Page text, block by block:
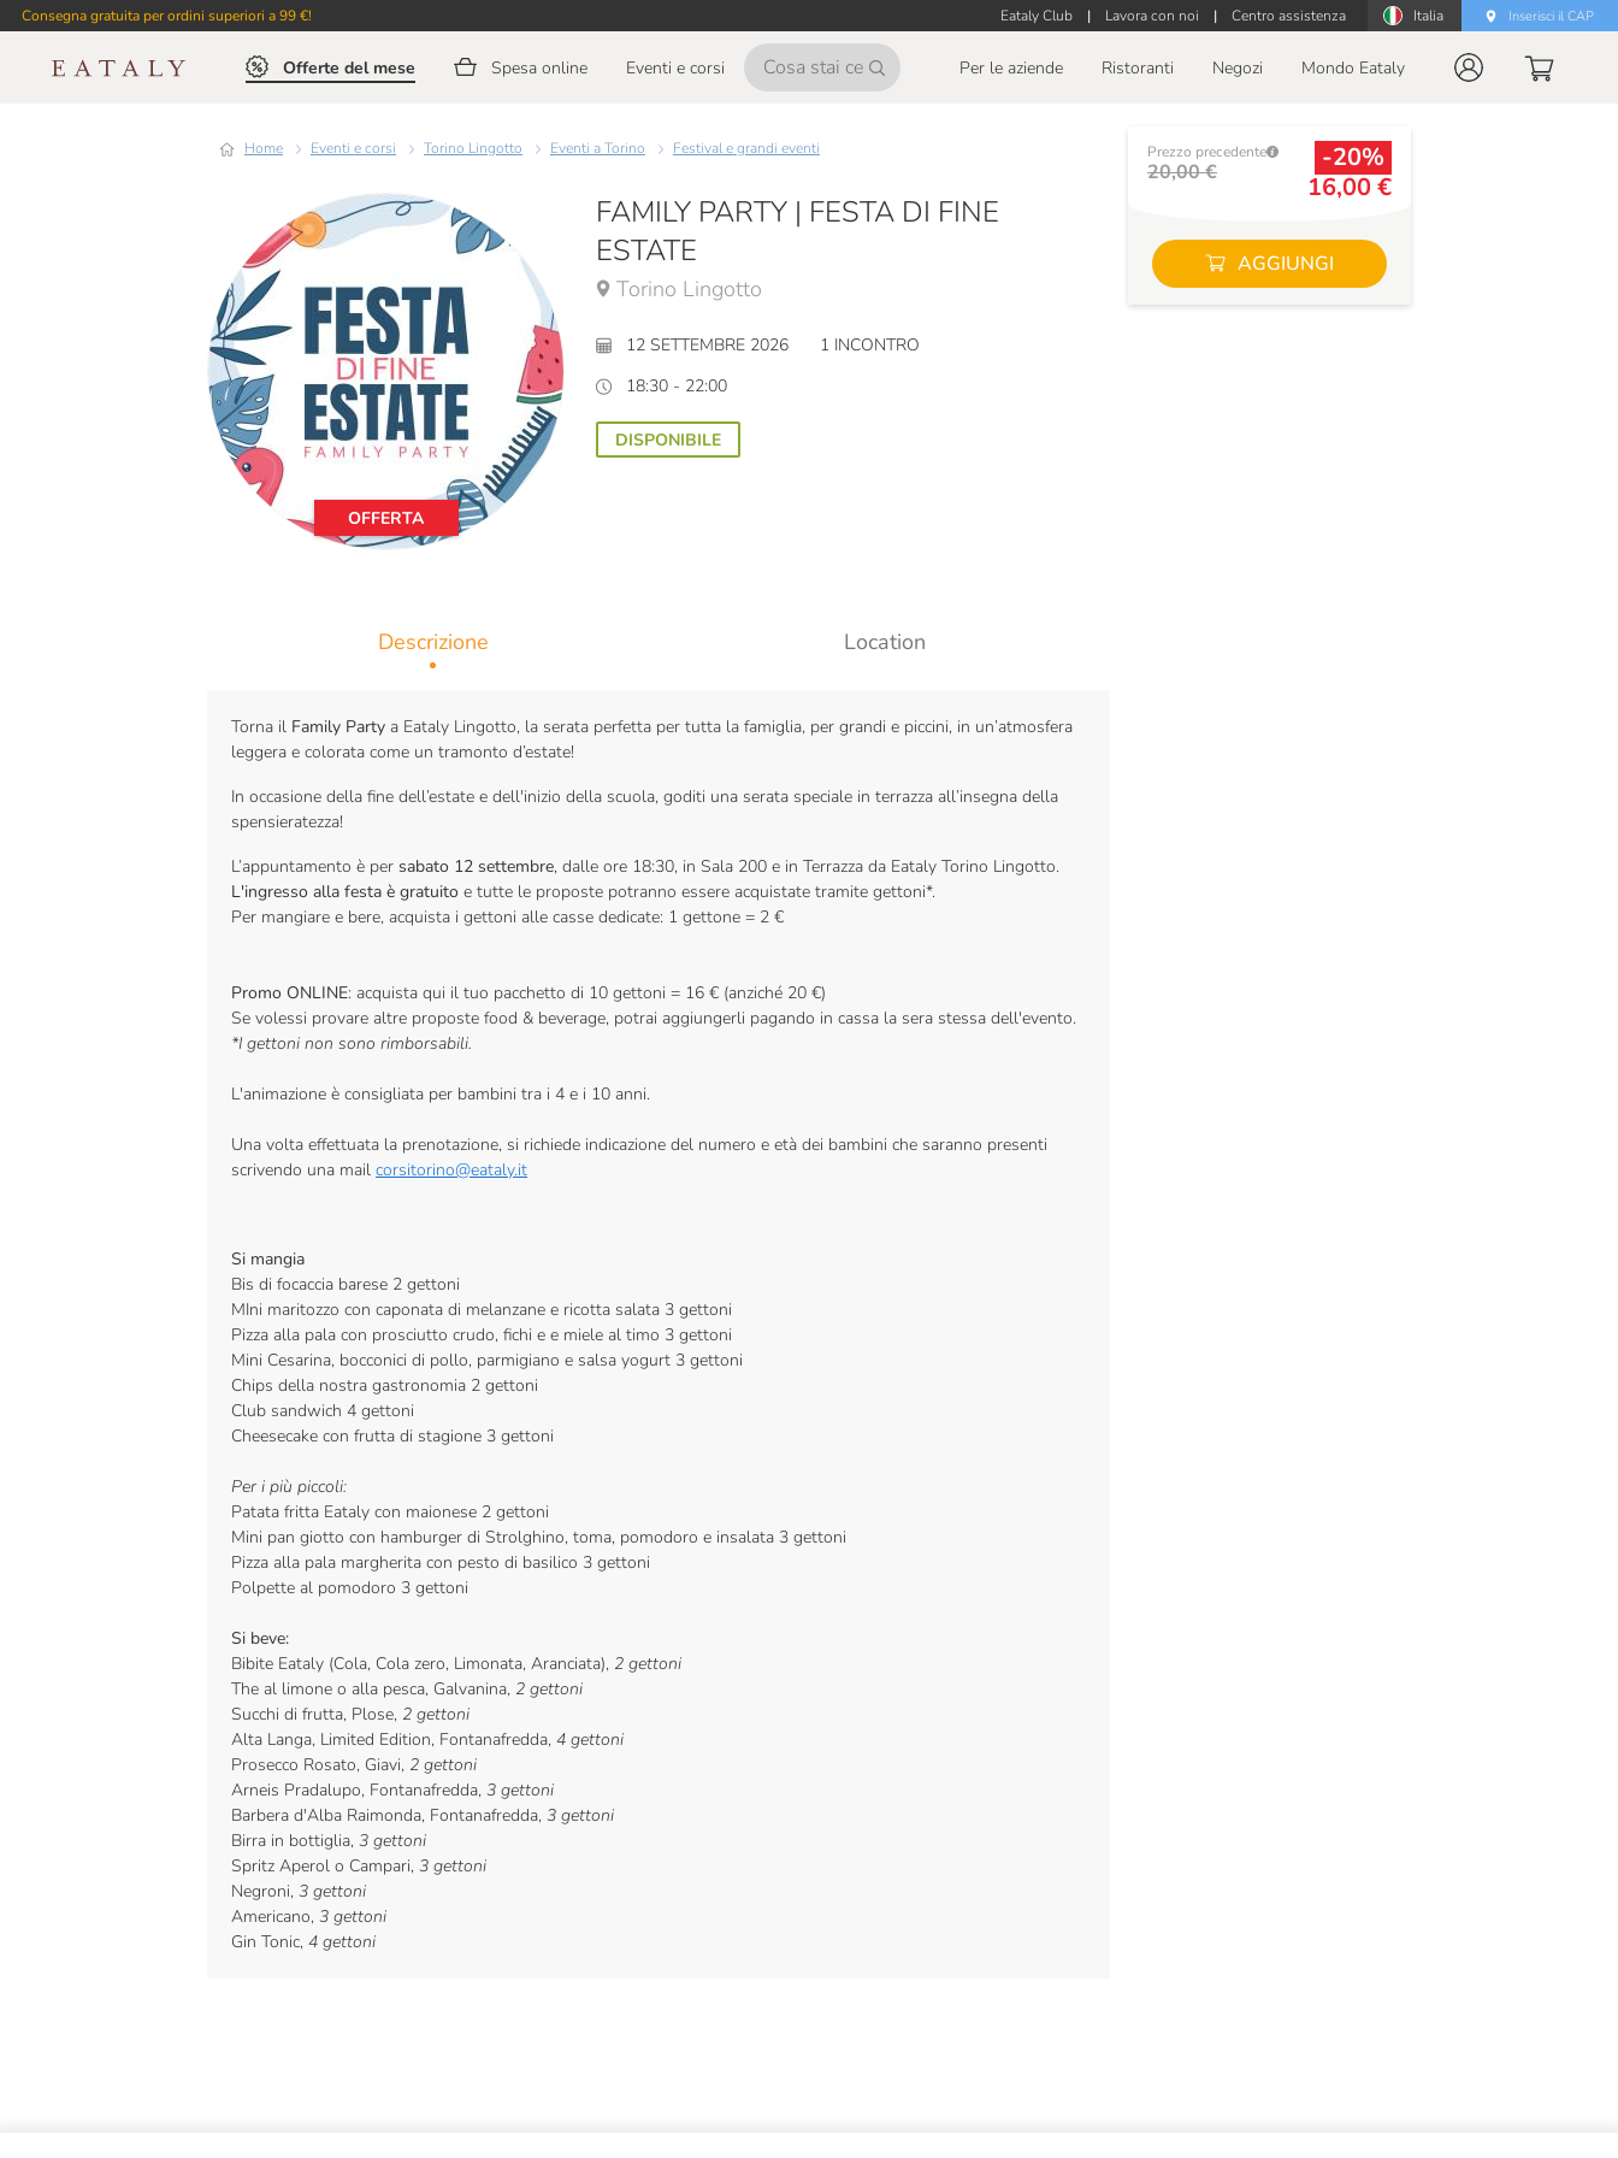
Consegna gratuita per ordini superiori a 99 €! Eataly Club | Lavora con noi | Centro assistenza Italia Inserisci il CAP
Offerte del mese Spesa online Eventi e corsi Per le aziende Ristoranti Negozi Mondo Eataly
Home Eventi e corsi Torino Lingotto Eventi a Torino Festival e grandi eventi
FAMILY PARTY | FESTA DI FINE
ESTATE
Torino Lingotto
12 SETTEMBRE 2026
1 INCONTRO
18:30 - 22:00
DISPONIBILE
OFFERTA
Descrizione Location
Torna il Family Party a Eataly Lingotto, la serata perfetta per tutta la famiglia, per grandi e piccini, in un’atmosfera
leggera e colorata come un tramonto d’estate!
In occasione della fine dell’estate e dell'inizio della scuola, goditi una serata speciale in terrazza all’insegna della
spensieratezza!
L’appuntamento è per sabato 12 settembre, dalle ore 18:30, in Sala 200 e in Terrazza da Eataly Torino Lingotto.
L'ingresso alla festa è gratuito e tutte le proposte potranno essere acquistate tramite gettoni*.
Per mangiare e bere, acquista i gettoni alle casse dedicate: 1 gettone = 2 €
Promo ONLINE: acquista qui il tuo pacchetto di 10 gettoni = 16 € (anziché 20 €)
Se volessi provare altre proposte food & beverage, potrai aggiungerli pagando in cassa la sera stessa dell'evento.
*I gettoni non sono rimborsabili.
L'animazione è consigliata per bambini tra i 4 e i 10 anni.
Una volta effettuata la prenotazione, si richiede indicazione del numero e età dei bambini che saranno presenti
scrivendo una mail corsitorino@eataly.it
Si mangia
Bis di focaccia barese 2 gettoni
MIni maritozzo con caponata di melanzane e ricotta salata 3 gettoni
Pizza alla pala con prosciutto crudo, fichi e e miele al timo 3 gettoni
Mini Cesarina, bocconici di pollo, parmigiano e salsa yogurt 3 gettoni
Chips della nostra gastronomia 2 gettoni
Club sandwich 4 gettoni
Cheesecake con frutta di stagione 3 gettoni
Per i più piccoli:
Patata fritta Eataly con maionese 2 gettoni
Mini pan giotto con hamburger di Strolghino, toma, pomodoro e insalata 3 gettoni
Pizza alla pala margherita con pesto di basilico 3 gettoni
Polpette al pomodoro 3 gettoni
Si beve:
Bibite Eataly (Cola, Cola zero, Limonata, Aranciata), 2 gettoni
The al limone o alla pesca, Galvanina, 2 gettoni
Succhi di frutta, Plose, 2 gettoni
Alta Langa, Limited Edition, Fontanafredda, 4 gettoni
Prosecco Rosato, Giavi, 2 gettoni
Arneis Pradalupo, Fontanafredda, 3 gettoni
Barbera d'Alba Raimonda, Fontanafredda, 3 gettoni
Birra in bottiglia, 3 gettoni
Spritz Aperol o Campari, 3 gettoni
Negroni, 3 gettoni
Americano, 3 gettoni
Gin Tonic, 4 gettoni
Prezzo precedente
20,00 €
-20%
16,00 €
AGGIUNGI